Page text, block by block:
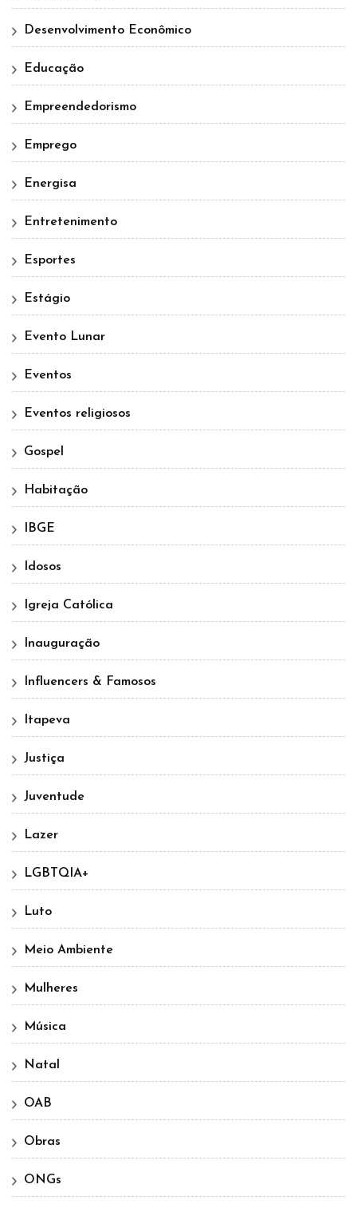
Desenvolvimento Econômico
Educação
Empreendedorismo
Emprego
Energisa
Entretenimento
Esportes
Estágio
Evento Lunar
Eventos
Eventos religiosos
Gospel
Habitação
IBGE
Idosos
Igreja Católica
Inauguração
Influencers & Famosos
Itapeva
Justiça
Juventude
Lazer
LGBTQIA+
Luto
Meio Ambiente
Mulheres
Música
Natal
OAB
Obras
ONGs